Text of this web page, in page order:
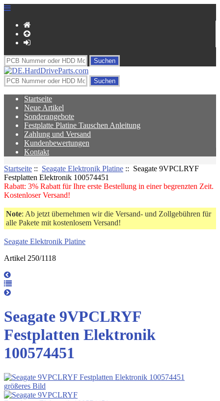
Startseite
Neue Artikel
Sonderangebote
Festplatte Platine Tauschen Anleitung
Zahlung und Versand
Kundenbewertungen
Kontakt
Startseite :: Seagate Elektronik Platine :: Seagate 9VPCLRYF
Festplatten Elektronik 100574451
Rabatt: 3% Rabatt für Ihre erste Bestellung in einer begrenzten Zeit.
Kostenloser Versand!
Note: Ab jetzt übernehmen wir die Versand- und Zollgebühren für
alle Pakete mit kostenlosem Versand!
Seagate Elektronik Platine
Artikel 250/1118
Seagate 9VPCLRYF
Festplatten Elektronik
100574451
größeres Bild